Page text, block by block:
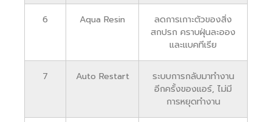
6 Aqua Resin
ลดการเกาะตัวของสิ่ง
สกปรก คราบฝุ่นละออง
และแบคทีเรีย
7 Auto Restart
ระบบการกลับมาทำงาน
อีกครั้งของแอร์, ไม่มี
การหยุดทำงาน